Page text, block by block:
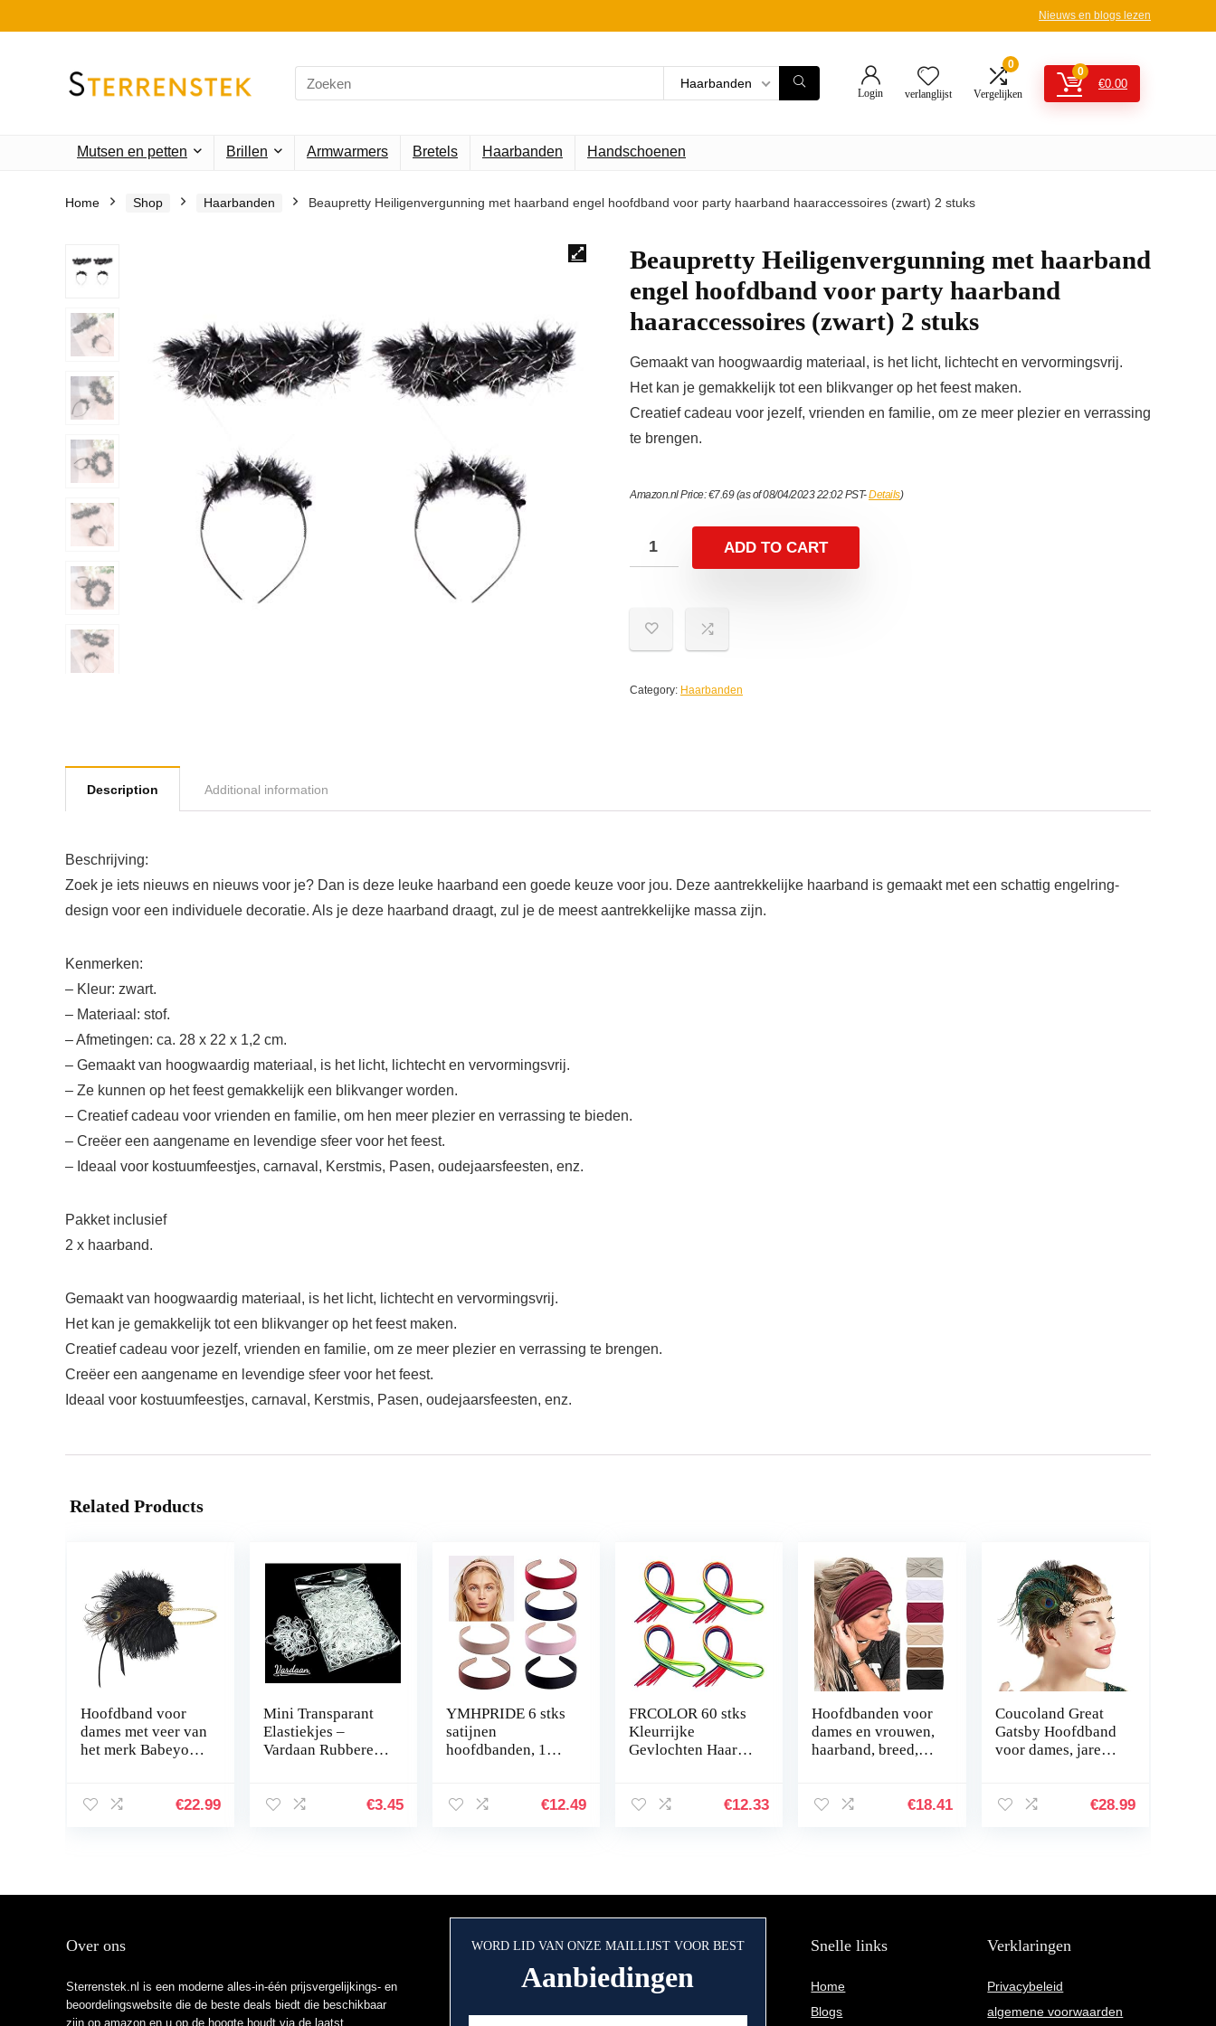
Nieuws en blogs lezen
Search
for:
Haarbanden
Login verlanglijst
0
Vergelijken
0
€0.00
Mutsen en petten Brillen Armwarmers Bretels Haarbanden Handschoenen
Home Shop Haarbanden Beaupretty Heiligenvergunning met haarband engel hoofdband voor party haarband haaraccessoires (zwart) 2 stuks
Beaupretty Heiligenvergunning met haarband
engel hoofdband voor party haarband
haaraccessoires (zwart) 2 stuks
Gemaakt van hoogwaardig materiaal, is het licht, lichtecht en vervormingsvrij.
Het kan je gemakkelijk tot een blikvanger op het feest maken.
Creatief cadeau voor jezelf, vrienden en familie, om ze meer plezier en verrassing
te brengen.
Amazon.nl Price:€7.69(as of 08/04/2023 22:02 PST-Details)
ADD TO CART
Category: Haarbanden
Description Additional information
Beschrijving:
Zoek je iets nieuws en nieuws voor je? Dan is deze leuke haarband een goede keuze voor jou. Deze aantrekkelijke haarband is gemaakt met een schattig engelring-
design voor een individuele decoratie. Als je deze haarband draagt, zul je de meest aantrekkelijke massa zijn.
Kenmerken:
– Kleur: zwart.
– Materiaal: stof.
– Afmetingen: ca. 28 x 22 x 1,2 cm.
– Gemaakt van hoogwaardig materiaal, is het licht, lichtecht en vervormingsvrij.
– Ze kunnen op het feest gemakkelijk een blikvanger worden.
– Creatief cadeau voor vrienden en familie, om hen meer plezier en verrassing te bieden.
– Creëer een aangename en levendige sfeer voor het feest.
– Ideaal voor kostuumfeestjes, carnaval, Kerstmis, Pasen, oudejaarsfeesten, enz.
Pakket inclusief
2 x haarband.
Gemaakt van hoogwaardig materiaal, is het licht, lichtecht en vervormingsvrij.
Het kan je gemakkelijk tot een blikvanger op het feest maken.
Creatief cadeau voor jezelf, vrienden en familie, om ze meer plezier en verrassing te brengen.
Creëer een aangename en levendige sfeer voor het feest.
Ideaal voor kostuumfeestjes, carnaval, Kerstmis, Pasen, oudejaarsfeesten, enz.
Related Products
Hoofdband voor
dames met veer van
het merk Babeyond
haarband, Great
€22.99
Mini Transparant
Elastiekjes –
Vardaan Rubberen
Elastische
€3.45
YMHPRIDE 6 stks
satijnen
hoofdbanden, 1
hoofdbanden voor
€12.49
FRCOLOR 60 stks
Kleurrijke
Gevlochten Haar
Haar Decor
€12.33
Hoofdbanden voor
dames en vrouwen,
haarband, breed,
elastische
€18.41
Coucoland Great
Gatsby Hoofdband
voor dames, jaren
20-stijl, voor
€28.99
Over ons
Sterrenstek.nl is een moderne alles-in-één prijsvergelijkings- en
beoordelingswebsite die de beste deals biedt die beschikbaar
zijn op amazon en u op de hoogte houdt via de laatst
WORD LID VAN ONZE MAILLIJST VOOR BEST
Aanbiedingen
Snelle links
Home
Blogs
Verklaringen
Privacybeleid
algemene voorwaarden